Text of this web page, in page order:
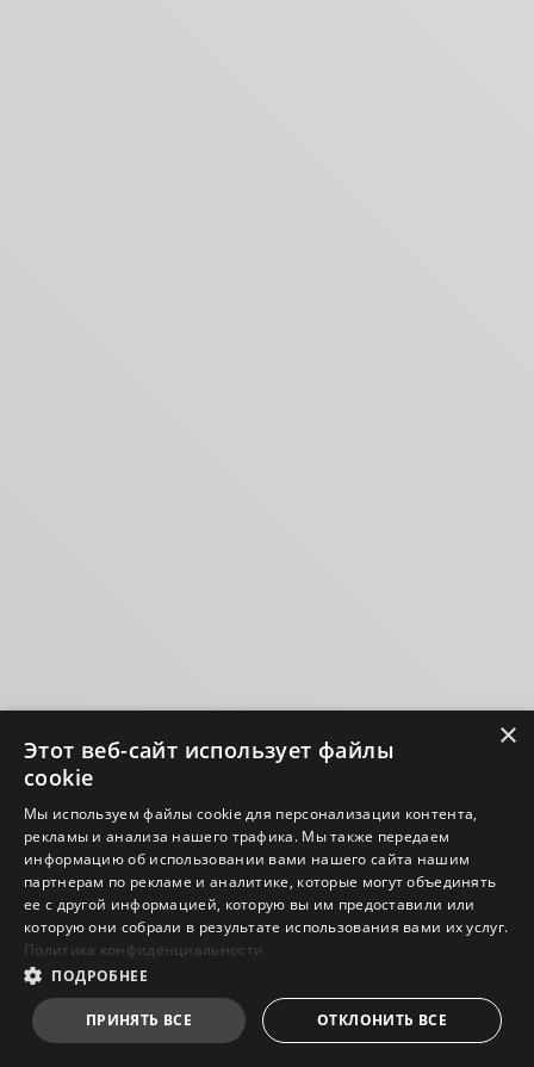
×
Этот веб-сайт использует файлы
cookie
Мы используем файлы cookie для персонализации контента,
рекламы и анализа нашего трафика. Мы также передаем
информацию об использовании вами нашего сайта нашим
партнерам по рекламе и аналитике, которые могут объединять
ее с другой информацией, которую вы им предоставили или
которую они собрали в результате использования вами их услуг.
Политика конфиденциальности
ПОДРОБНЕЕ
ПРИНЯТЬ ВСЕ ОТКЛОНИТЬ ВСЕ